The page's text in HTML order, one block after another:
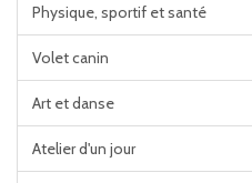
Physique, sportif et santé
Volet canin
Art et danse
Atelier d'un jour